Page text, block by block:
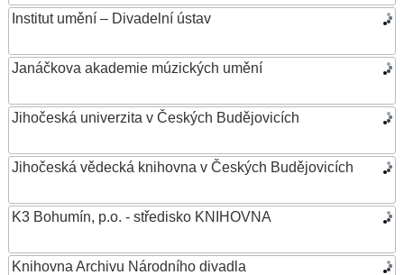
Institut umění – Divadelní ústav
Janáčkova akademie múzických umění
Jihočeská univerzita v Českých Budějovicích
Jihočeská vědecká knihovna v Českých Budějovicích
K3 Bohumín, p.o. - středisko KNIHOVNA
Knihovna Archivu Národního divadla